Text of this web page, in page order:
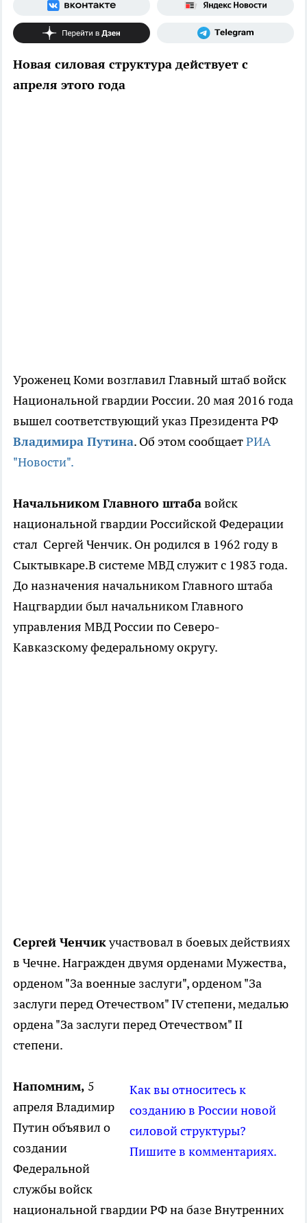
Новая силовая структура действует с
апреля этого года
Уроженец Коми возглавил Главный штаб войск
Национальной гвардии России. 20 мая 2016 года
вышел соответствующий указ Президента РФ
Владимира Путина. Об этом сообщаетРИА
"Новости".
Начальником Главного штабавойск
национальной гвардии Российской Федерации
стал Сергей Ченчик. Он родился в 1962 году в
Сыктывкаре.В системе МВД служит с 1983 года.
До назначения начальником Главного штаба
Нацгвардии был начальником Главного
управления МВД России по Северо-
Кавказскому федеральному округу.
Сергей Ченчикучаствовал в боевых действиях
в Чечне. Награжден двумя орденами Мужества,
орденом "За военные заслуги", орденом "За
заслуги перед Отечеством" IV степени, медалью
ордена "За заслуги перед Отечеством" II
степени.
Как вы относитесь к
созданию в России новой
силовой структуры?
Пишите в комментариях.
Напомним, 5
апреля Владимир
Путин объявил о
создании
Федеральной
службы войск
национальной гвардии РФ на базе Внутренних